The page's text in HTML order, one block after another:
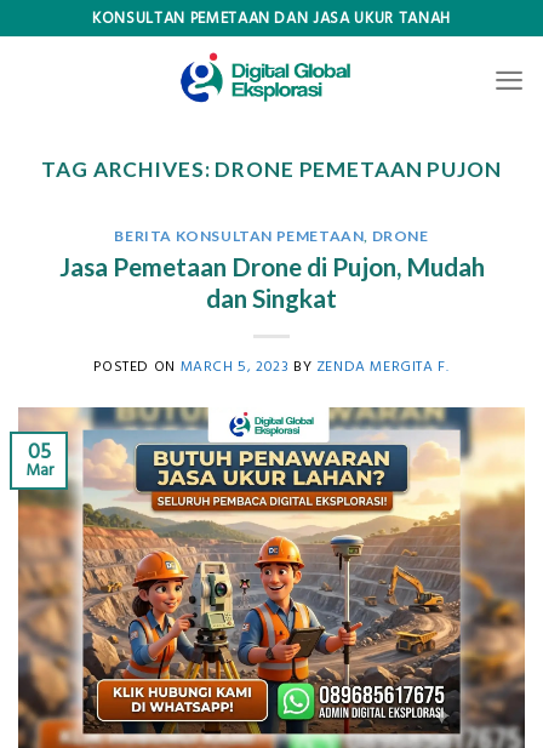
KONSULTAN PEMETAAN DAN JASA UKUR TANAH
TAG ARCHIVES: DRONE PEMETAAN PUJON
BERITA KONSULTAN PEMETAAN DRONE
Jasa Pemetaan Drone di Pujon, Mudah
dan Singkat
POSTED ON MARCH 5, 2023 BY ZENDA MERGITA F.
05
Mar